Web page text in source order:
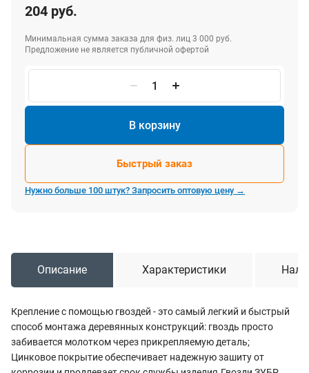
204 руб.
Минимальная сумма заказа для физ. лиц 3 000 руб.
Предложение не является публичной офертой
В корзину
Быстрый заказ
Нужно больше 100 штук? Запросить оптовую цену →
Описание Характеристики
Крепление с помощью гвоздей - это самый легкий и быстрый
способ монтажа деревянных конструкций: гвоздь просто
забивается молотком через прикрепляемую деталь;
Цинковое покрытие обеспечивает надежную зашиту от